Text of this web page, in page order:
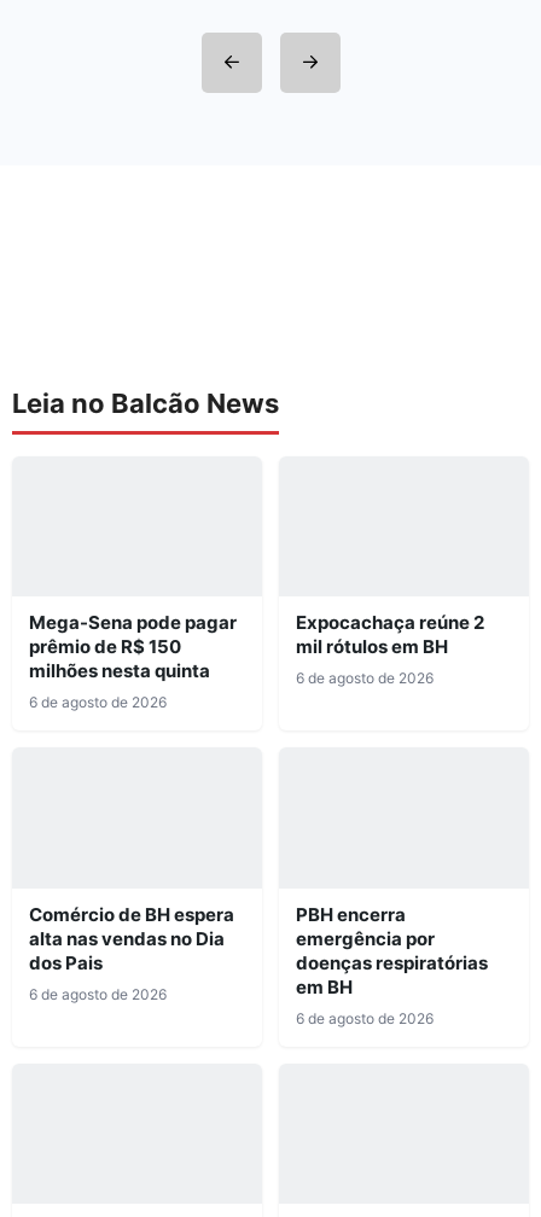
Leia no Balcão News
Mega-Sena pode pagar
prêmio de R$ 150
milhões nesta quinta
6 de agosto de 2026
Expocachaça reúne 2
mil rótulos em BH
6 de agosto de 2026
Comércio de BH espera
alta nas vendas no Dia
dos Pais
6 de agosto de 2026
PBH encerra
emergência por
doenças respiratórias
em BH
6 de agosto de 2026